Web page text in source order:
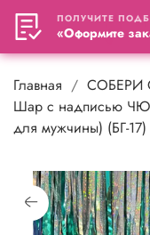
Главная СОБЕРИ
Шар с надписью ЧЮ
для мужчины) (БГ-17)
«Оформите